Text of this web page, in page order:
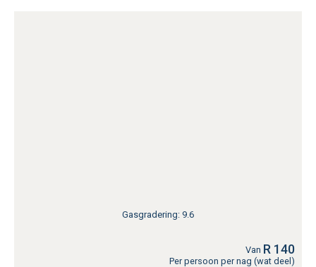
Gasgradering: 9.6
Van R 140
Per persoon per nag (wat deel)